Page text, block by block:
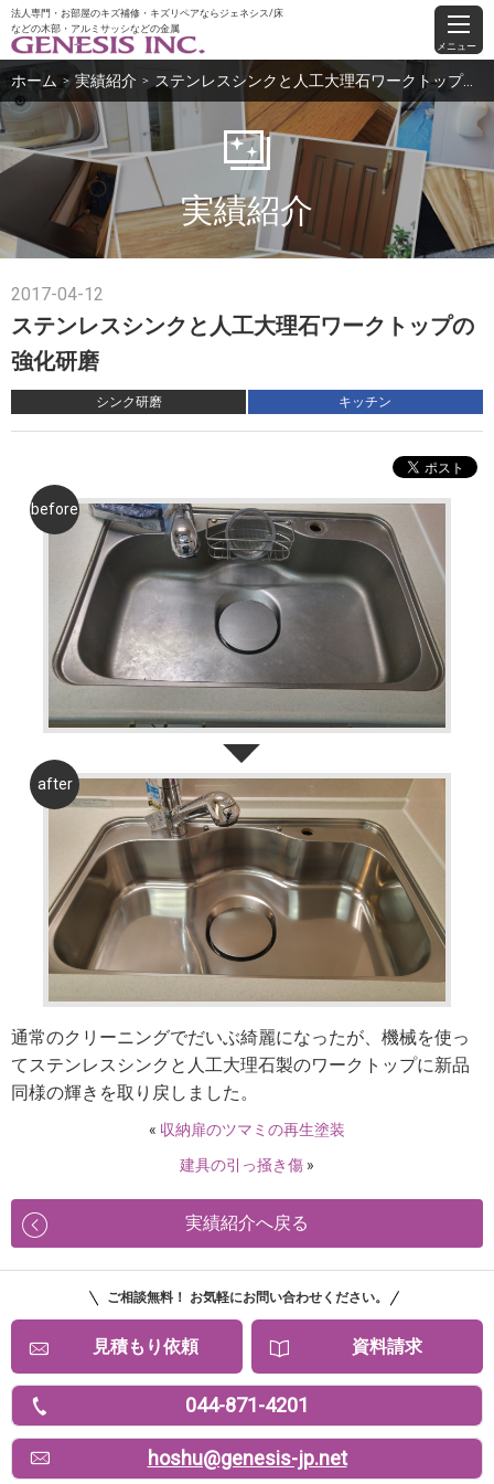
法人専門・お部屋のキズ補修・キズリペアならジェネシス/床
などの木部・アルミサッシなどの金属
メニュー
ホーム ＞ 実績紹介 ＞ ステンレスシンクと人工大理石ワークトップの強化研磨
実績紹介
2017-04-12
ステンレスシンクと人工大理石ワークトップの
強化研磨
シンク研磨 キッチン
通常のクリーニングでだいぶ綺麗になったが、機械を使っ
てステンレスシンクと人工大理石製のワークトップに新品
同様の輝きを取り戻しました。
« 収納扉のツマミの再生塗装
建具の引っ掻き傷 »
実績紹介へ戻る
ご相談無料！ お気軽にお問い合わせください。
見積もり依頼 資料請求
044-871-4201
hoshu@genesis-jp.net